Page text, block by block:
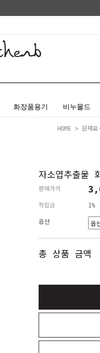
화장품용기 비누몰드
HOME > 원재료
자소엽추출물
판매가격
적립금 1%
옵션
총 상품 금액